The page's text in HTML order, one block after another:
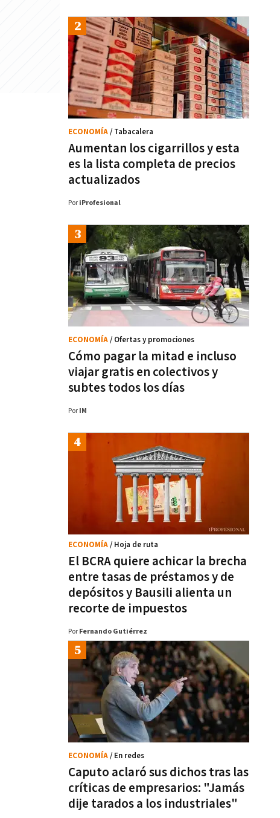
Aumentan los cigarrillos y esta
es la lista completa de precios
actualizados
ECONOMÍA/ Tabacalera
Por iProfesional
Cómo pagar la mitad e incluso
viajar gratis en colectivos y
subtes todos los días
ECONOMÍA/ Ofertas y promociones
Por IM
El BCRA quiere achicar la brecha
entre tasas de préstamos y de
depósitos y Bausili alienta un
recorte de impuestos
ECONOMÍA/ Hoja de ruta
Por Fernando Gutiérrez
Caputo aclaró sus dichos tras las
críticas de empresarios: "Jamás
dije tarados a los industriales"
ECONOMÍA/ En redes